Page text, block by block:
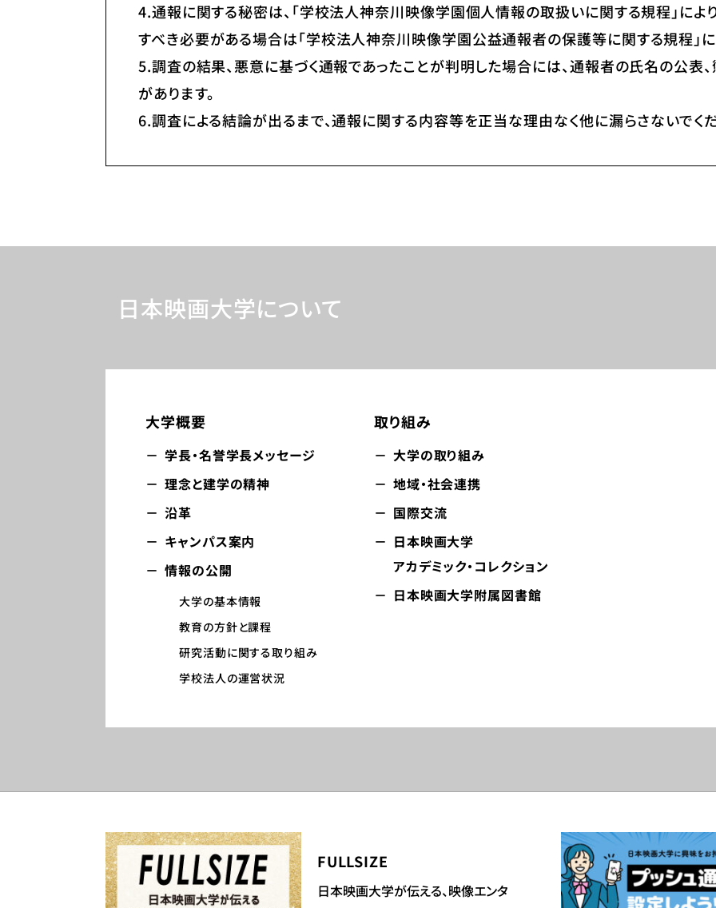
4.通報に関する秘密は、「学校法人神奈川映像学園個人情報の取扱いに関する規程」によ
すべき必要がある場合は「学校法人神奈川映像学園公益通報者の保護等に関する規程」に
5.調査の結果、悪意に基づく通報であったことが判明した場合には、通報者の氏名の公表
があります。
6.調査による結論が出るまで、通報に関する内容等を正当な理由なく他に漏らさないでく
日本映画大学について
大学概要
学長・名誉学長メッセージ​
理念と建学の精神
沿革
キャンパス案内
情報の公開
大学の基本情報​
教育の方針と課程​
研究活動に関する取り組み​
学校法人の運営状況​
取り組み​
大学の取り組み
地域・社会連携
国際交流
日本映画大学
アカデミック・コレクション
日本映画大学附属図書館
FULLSIZE
日本映画大学が伝える、映像エンタ